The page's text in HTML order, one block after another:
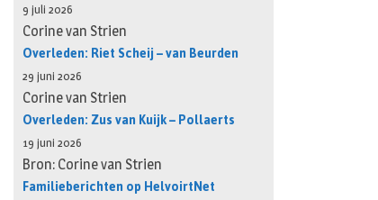
9 juli 2026
Corine van Strien
Overleden: Riet Scheij – van Beurden
29 juni 2026
Corine van Strien
Overleden: Zus van Kuijk – Pollaerts
19 juni 2026
Bron: Corine van Strien
Familieberichten op HelvoirtNet